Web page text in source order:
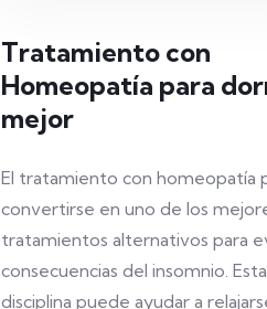
Tratamiento con
Homeopatía para
mejor
El tratamiento con homeopatía
convertirse en uno de los
tratamientos alternativos para
consecuencias del insomnio. Esta
disciplina puede ayudar a